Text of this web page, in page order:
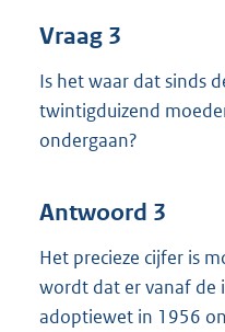
Vraag 3
Is het waar dat sinds
twintigduizend
ondergaan?
Antwoord 3
Het precieze cijfer is
wordt dat er vanaf de
adoptiewet in 1956